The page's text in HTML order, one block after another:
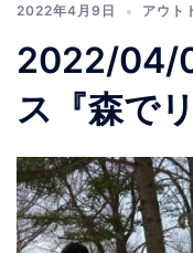
2022年4月9日 アウト
2022/04/
ス『森で